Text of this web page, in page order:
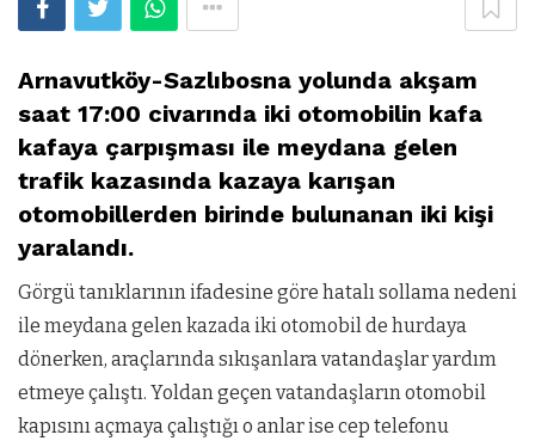
Arnavutköy-Sazlıbosna yolunda akşam
saat 17:00 civarında iki otomobilin kafa
kafaya çarpışması ile meydana gelen
trafik kazasında kazaya karışan
otomobillerden birinde bulunanan iki kişi
yaralandı.
Görgü tanıklarının ifadesine göre hatalı sollama nedeni
ile meydana gelen kazada iki otomobil de hurdaya
dönerken, araçlarında sıkışanlara vatandaşlar yardım
etmeye çalıştı. Yoldan geçen vatandaşların otomobil
kapısını açmaya çalıştığı o anlar ise cep telefonu